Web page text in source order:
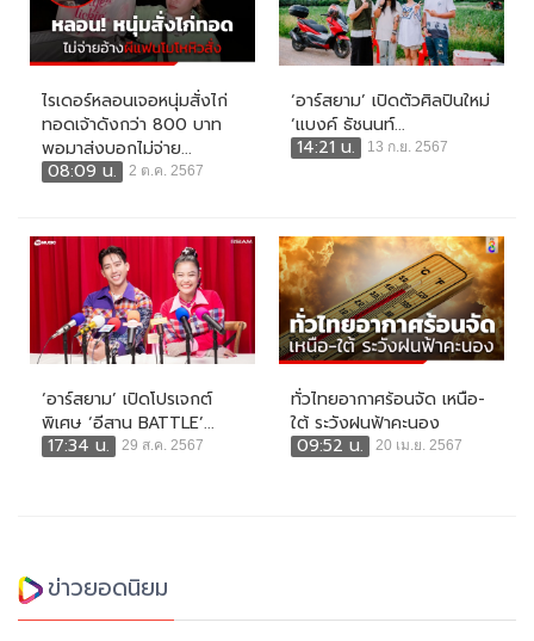
ไรเดอร์หลอนเจอหนุ่มสั่งไก่
ทอดเจ้าดังกว่า 800 บาท
พอมาส่งบอกไม่จ่าย...
08:09 น.
2 ต.ค. 2567
‘อาร์สยาม’ เปิดตัวศิลปินใหม่
‘แบงค์ ธัชนนท์...
14:21 น.
13 ก.ย. 2567
‘อาร์สยาม’ เปิดโปรเจกต์
พิเศษ ‘อีสาน BATTLE’...
17:34 น.
29 ส.ค. 2567
ทั่วไทยอากาศร้อนจัด เหนือ-
ใต้ ระวังฝนฟ้าคะนอง
09:52 น.
20 เม.ย. 2567
ข่าวยอดนิยม